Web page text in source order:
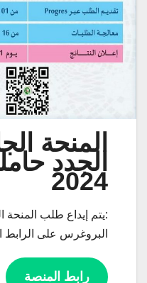
المنحة
الجدد
2024
:يتم إيداع طلب
البروغرس على الرابط
رابط المنصة